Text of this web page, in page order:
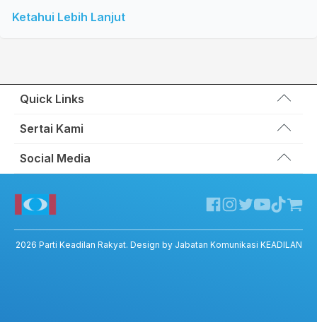
Ketahui Lebih Lanjut
Quick Links
Wakil Rakyat
Hubungi Kami
Sumbangan
Sertai Kami
Portal Anggota KEADILAN
Social Media
Twitter KEADILAN
Channel Telegram KEADILAN
Kedai KEADILAN
ADIL – Privacy Policy
2026 Parti Keadilan Rakyat. Design by Jabatan Komunikasi KEADILAN